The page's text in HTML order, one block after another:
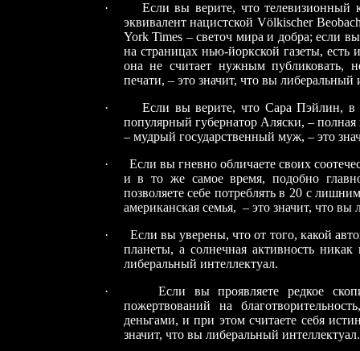
·
Если вы верите, что телевизионный
эквивалент нацистскойVölkischer
York Times – светоч мира и добра; если
на страницах нью-йоркской газеты,
она не считает нужным публиковать,
печати, – это значит, что вы либеральный
·
Если вы верите, что Сара Пэйлин, в
популярный губернатор Аляски, –
– мудрый государственный муж, – это
·
Если вы гневно обличаете своих
и в то же самое время, подобно
позволяете себе потреблять в 20 с
американская семья, – это значит, что вы
·
Если вы уверены, что от того, какой
планеты, а солнечная активность
либеральный интеллектуал.
·
Если вы проявляете редкое
пожертвований на
деньгами, и при этом считаете себя
значит, что вы либеральный интеллектуал.